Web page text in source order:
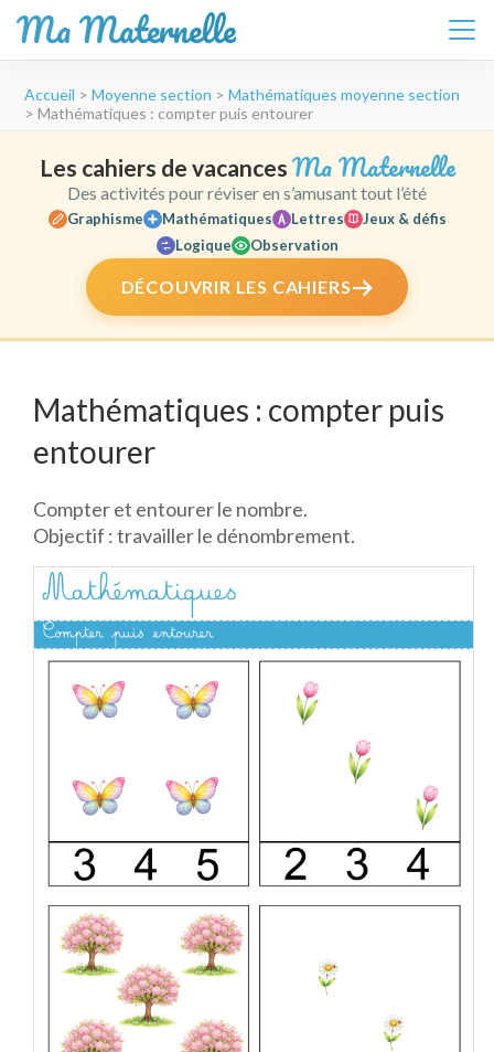
Ma Maternelle
contenu
Entrée)
Accueil > Moyenne section > Mathématiques moyenne section
> Mathématiques : compter puis entourer
Les cahiers de vacances Ma Maternelle
Des activités pour réviser en s’amusant tout l’été
Graphisme Mathématiques Lettres
Jeux & défis
Logique
Observation
DÉCOUVRIR LES CAHIERS
Mathématiques : compter puis
entourer
Compter et entourer le nombre.
Objectif : travailler le dénombrement.